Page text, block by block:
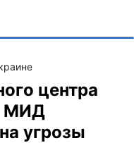
центра
МИД
угрозы